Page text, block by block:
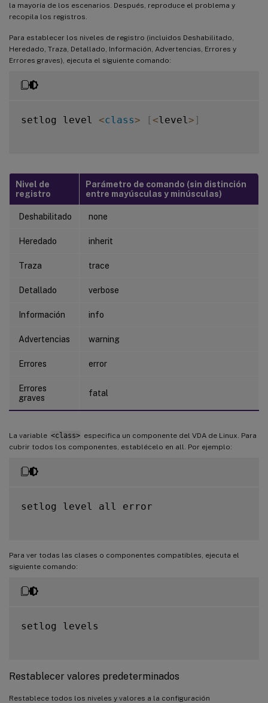
la mayoría de los escenarios. Después, reproduce el problema y
recopila los registros.
Para establecer los niveles de registro (incluidos Deshabilitado,
Heredado, Traza, Detallado, Información, Advertencias, Errores y
Errores graves), ejecuta el siguiente comando:
setlog level <class> [ <level > ]
Nivel de
registro
Parámetro de comando (sin distinción
entre mayúsculas y minúsculas)
Deshabilitado none
Heredado inherit
Traza trace
Detallado verbose
Información info
Advertencias warning
Errores error
Errores
graves
fatal
La variable <class> especifica un componente del VDA de Linux. Para
cubrir todos los componentes, establécelo en all. Por ejemplo:
setlog level all error
Para ver todas las clases o componentes compatibles, ejecuta el
siguiente comando:
setlog levels
Restablecer valores predeterminados
Restablece todos los niveles y valores a la configuración